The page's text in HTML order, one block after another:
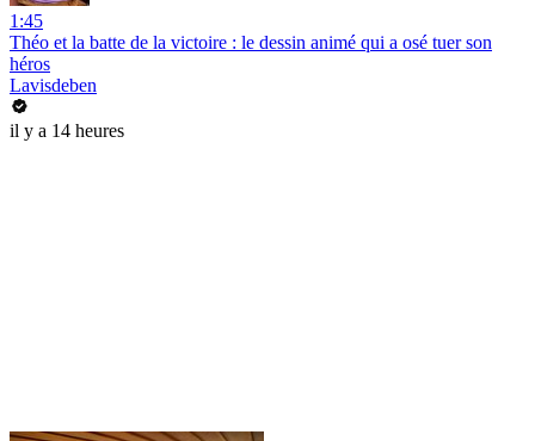
1:45
Théo et la batte de la victoire : le dessin animé qui a osé tuer son
héros
Lavisdeben
il y a 14 heures